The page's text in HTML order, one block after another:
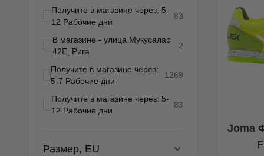
Получите в магазине через: 5-
12 Рабочие дни
83 products available
В магазине - улица Мукусалас
42E, Рига
2 products available
Получите в магазине через:
5-7 Рабочие дни
1269
Получите в магазине через: 5-
12 Рабочие дни
83
Размер, EU
Joma